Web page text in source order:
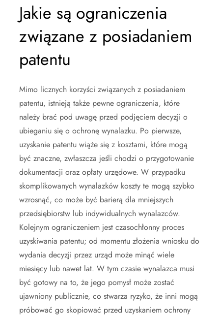
Jakie są ograniczenia
związane z posiadaniem
patentu
Mimo licznych korzyści związanych z posiadaniem
patentu, istnieją także pewne ograniczenia, które
należy brać pod uwagę przed podjęciem decyzji o
ubieganiu się o ochronę wynalazku. Po pierwsze,
uzyskanie patentu wiąże się z kosztami, które mogą
być znaczne, zwłaszcza jeśli chodzi o przygotowanie
dokumentacji oraz opłaty urzędowe. W przypadku
skomplikowanych wynalazków koszty te mogą szybko
wzrosnąć, co może być barierą dla mniejszych
przedsiębiorstw lub indywidualnych wynalazców.
Kolejnym ograniczeniem jest czasochłonny proces
uzyskiwania patentu; od momentu złożenia wniosku do
wydania decyzji przez urząd może minąć wiele
miesięcy lub nawet lat. W tym czasie wynalazca musi
być gotowy na to, że jego pomysł może zostać
ujawniony publicznie, co stwarza ryzyko, że inni mogą
próbować go skopiować przed uzyskaniem ochrony